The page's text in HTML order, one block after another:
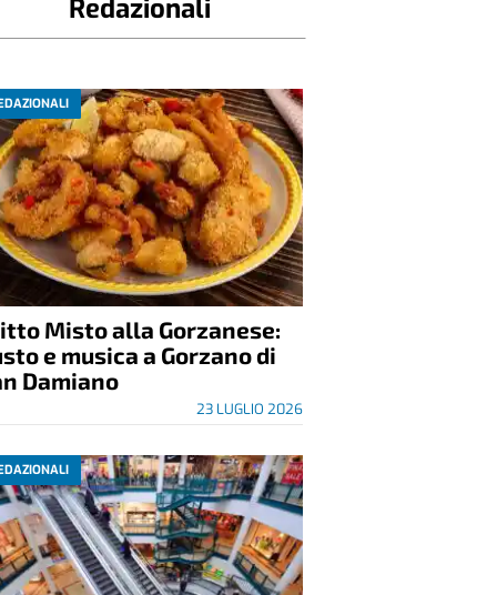
Redazionali
Misto alla Gorzanese:
e musica a Gorzano di
Damiano
23 LUGLIO 2026